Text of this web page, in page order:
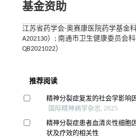
基金资助
江苏省药学会-奥赛康医院药学基金
A202130）; 南通市卫生健康委员会科
QB2021022）